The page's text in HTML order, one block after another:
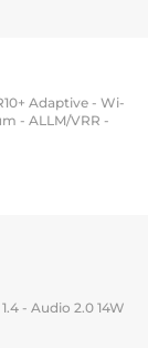
Adaptive - Wi-
- ALLM/VRR -
- Audio 2.0 14W